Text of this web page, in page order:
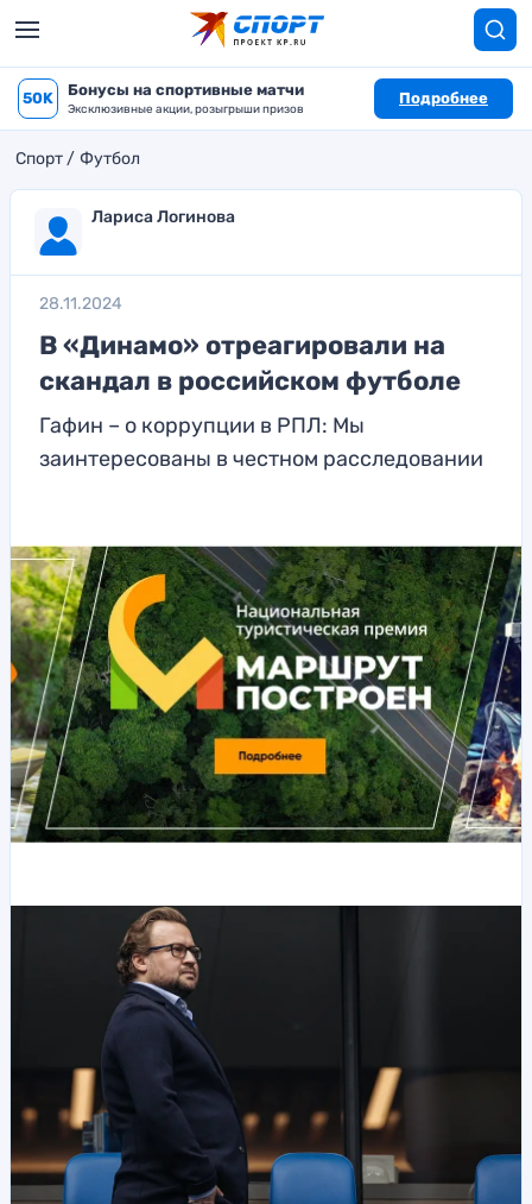
50K Бонусы на спортивные матчи
Эксклюзивные акции, розыгрыши призов
Подробнее
Спорт Футбол
Лариса Логинова
28.11.2024
В «Динамо» отреагировали на
скандал в российском футболе
Гафин – о коррупции в РПЛ: Мы
заинтересованы в честном расследовании